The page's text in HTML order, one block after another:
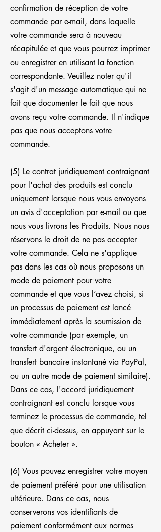
confirmation de réception de votre
commande par e-mail, dans laquelle
votre commande sera à nouveau
récapitulée et que vous pourrez imprimer
ou enregistrer en utilisant la fonction
correspondante. Veuillez noter qu'il
s'agit d'un message automatique qui ne
fait que documenter le fait que nous
avons reçu votre commande. Il n'indique
pas que nous acceptons votre
commande.
(5) Le contrat juridiquement contraignant
pour l'achat des produits est conclu
uniquement lorsque nous vous envoyons
un avis d'acceptation par e-mail ou que
nous vous livrons les Produits. Nous nous
réservons le droit de ne pas accepter
votre commande. Cela ne s'applique
pas dans les cas où nous proposons un
mode de paiement pour votre
commande et que vous l’avez choisi, si
un processus de paiement est lancé
immédiatement après la soumission de
votre commande (par exemple, un
transfert d'argent électronique, ou un
transfert bancaire instantané via PayPal,
ou un autre mode de paiement similaire).
Dans ce cas, l'accord juridiquement
contraignant est conclu lorsque vous
terminez le processus de commande, tel
que décrit ci-dessus, en appuyant sur le
bouton « Acheter ».
(6) Vous pouvez enregistrer votre moyen
de paiement préféré pour une utilisation
ultérieure. Dans ce cas, nous
conserverons vos identifiants de
paiement conformément aux normes